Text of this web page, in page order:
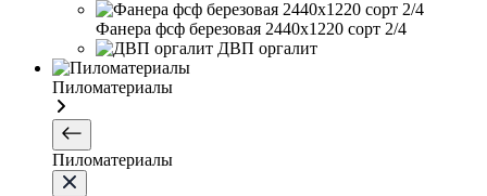
Фанера фсф березовая 2440х1220 сорт 2/4
ДВП оргалит
Пиломатериалы
Пиломатериалы